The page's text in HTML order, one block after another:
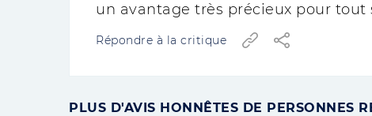
un avantage très précieux pour
Répondre à la critique
PLUS D'AVIS HONNÊTES DE PERSONNES